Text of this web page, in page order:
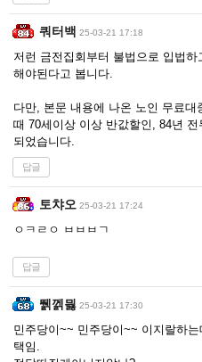
쿼터백 25-03-21 17:18
저런 금전집회부터 불법으로 입법
해야된다고 봅니다.
다만, 본문 내용에 나온 노인 무료대
때 70세이상 이상 반값할인, 84년
되었습니다.
답글
토챠오 25-03-21 17:24
ㅇㅋㄹㅇ ㅂㅂㅂㄱ
답글
뛝껡믫 25-03-21 17:30
민주당이~~ 민주당이~~ 이지랄하
택임.